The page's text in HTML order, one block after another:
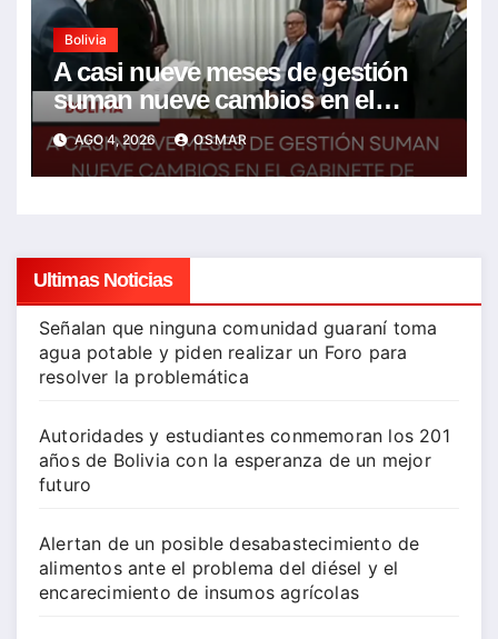
Bolivia
A casi nueve meses de gestión
suman nueve cambios en el
gabinete de Rodrigo Paz
AGO 4, 2026 OSMAR
Ultimas Noticias
Señalan que ninguna comunidad guaraní toma
agua potable y piden realizar un Foro para
resolver la problemática
Autoridades y estudiantes conmemoran los 201
años de Bolivia con la esperanza de un mejor
futuro
Alertan de un posible desabastecimiento de
alimentos ante el problema del diésel y el
encarecimiento de insumos agrícolas